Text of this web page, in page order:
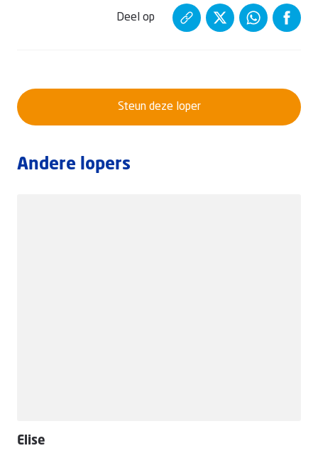
Steun deze loper
Deel op
Andere lopers
Elise